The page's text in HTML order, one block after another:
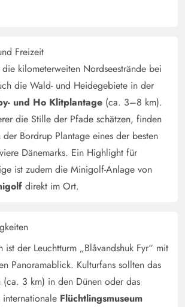
zu finden in dem Haus, aber der
man kann viele Tiere beobachten.
Hasen, Eichhörnchen und viele
Die zwei Fahrräder sind toll, man
holen schnell losradeln.
5 von 5
5 von 5
5 out of 5
30/03/2025
und liebevoll eingerichtetes
was man auch zuhause hat. Uns
4.5 von 5
4.5 out of 5
Haus in dem es uns an nichts
renoviert ist das Bad modern
geschmackvoll dekoriert.
Freizeit
kilometerweiten Nordseestrände bei
die Wald- und Heidegebiete in der
und Ho Klitplantage (ca. 3–8 km).
die Stille der Pfade schätzen, finden
Bordrup Plantage eines der besten
Dänemarks. Ein Highlight für
ist zudem die Minigolf-Anlage von
direkt im Ort.
ist der Leuchtturm „Blåvandshuk Fyr“ mit
Panoramablick. Kulturfans sollten das
(ca. 3 km) in den Dünen oder das
Flüchtlingsmuseum